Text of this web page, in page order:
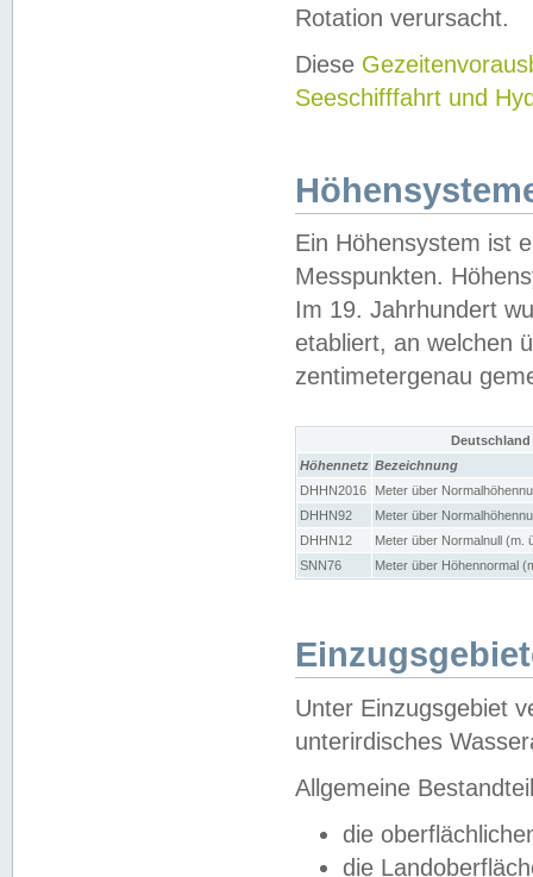
Rotation verursacht.
Diese
Seeschifffahrt und
Ein Höhensystem ist
Messpunkten.
Im 19. Jahrhundert
etabliert, an welchen
zentimetergenau
Höhennetz Bezeichnung
DHHN2016
Meter über
DHHN92
Meter über
DHHN12
Meter über Normalnull (m.
SNN76
Meter über Höhennormal
Unter Einzugsgebiet
unterirdisches
Allgemeine
die
die